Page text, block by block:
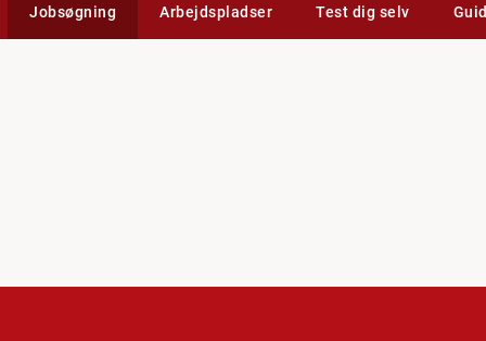
Jobsøgning Arbejdspladser Test dig selv